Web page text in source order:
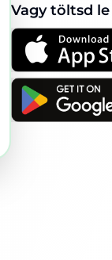
Vagy töltsd